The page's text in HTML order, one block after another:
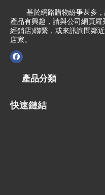
基於網路購物紛爭甚多，
產品有興趣，請與公司網頁
經銷店)聯繫，或來訊詢問鄰
店家。
產品分類
快速鏈結